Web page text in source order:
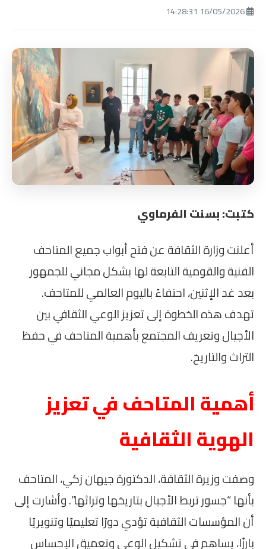
كتبت: بسنت الفرماوي
أعلنت وزارة الثقافة عن فتح أبواب جميع المتاحف
الفنية والقومية التابعة لها بشكل مجاني للجمهور
بعد غد الإثنين، احتفاءً باليوم العالمي للمتاحف.
تهدف هذه الخطوة إلى تعزيز الوعي الثقافي بين
الأجيال وتعريف المجتمع بأهمية المتاحف في حفظ
التراث والتاريخ.
أهمية المتاحف في تعزيز
الهوية الثقافية
وصفت وزيرة الثقافة، الدكتورة جيهان زكي، المتاحف
بأنها “جسور تربط الأجيال بتاريخها وتراثها”. وأشارت إلى
أن المؤسسات الثقافية تؤدي دورًا تعليميًا وتنويريًا
بارزًا، يساهم في تشكيل الوعي وتعميق الإحساس